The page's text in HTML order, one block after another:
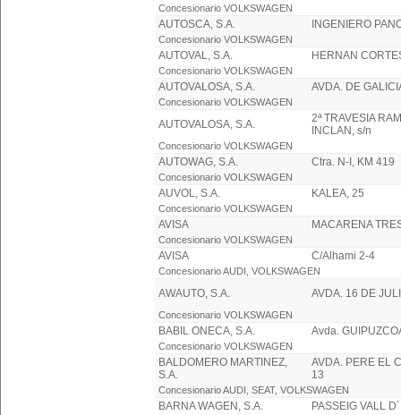
Concesionario VOLKSWAGEN
AUTOSCA, S.A. INGENIERO
Concesionario VOLKSWAGEN
AUTOVAL, S.A. HERNAN
Concesionario VOLKSWAGEN
AUTOVALOSA, S.A. AVDA. DE
Concesionario VOLKSWAGEN
AUTOVALOSA, S.A.
2ª TRAVESIA
INCLAN, s/n
Concesionario VOLKSWAGEN
AUTOWAG, S.A. Ctra. N-I, KM 419
Concesionario VOLKSWAGEN
AUVOL, S.A. KALEA, 25
Concesionario VOLKSWAGEN
AVISA MACARENA
Concesionario VOLKSWAGEN
AVISA C/Alhami 2-4
Concesionario AUDI, VOLKSWAGEN
AWAUTO, S.A. AVDA. 16 DE
Concesionario VOLKSWAGEN
BABIL ONECA, S.A. Avda.
Concesionario VOLKSWAGEN
BALDOMERO MARTINEZ,
S.A.
AVDA. PERE EL
13
Concesionario AUDI, SEAT, VOLKSWAGEN
BARNA WAGEN, S.A. PASSEIG VALL